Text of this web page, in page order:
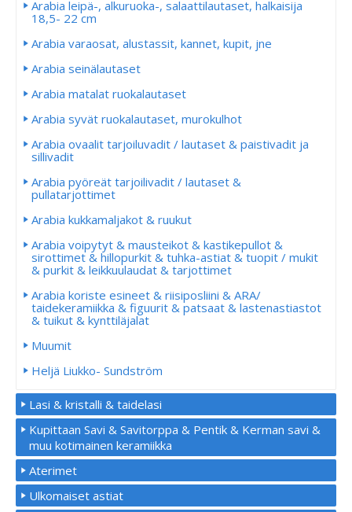
Arabia leipä-, alkuruoka-, salaattilautaset, halkaisija
18,5- 22 cm
Arabia varaosat, alustassit, kannet, kupit, jne
Arabia seinälautaset
Arabia matalat ruokalautaset
Arabia syvät ruokalautaset, murokulhot
Arabia ovaalit tarjoiluvadit / lautaset & paistivadit ja
sillivadit
Arabia pyöreät tarjoilivadit / lautaset &
pullatarjottimet
Arabia kukkamaljakot & ruukut
Arabia voipytyt & mausteikot & kastikepullot &
sirottimet & hillopurkit & tuhka-astiat & tuopit / mukit
& purkit & leikkuulaudat & tarjottimet
Arabia koriste esineet & riisiposliini & ARA/
taidekeramiikka & figuurit & patsaat & lastenastiastot
& tuikut & kynttiläjalat
Muumit
Heljä Liukko- Sundström
Lasi & kristalli & taidelasi
Kupittaan Savi & Savitorppa & Pentik & Kerman savi &
muu kotimainen keramiikka
Aterimet
Ulkomaiset astiat